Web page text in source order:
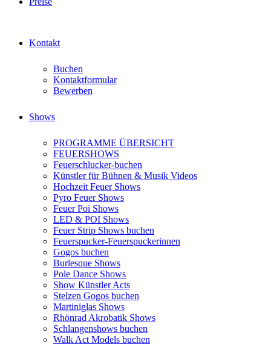
Kontakt
Buchen
Kontaktformular
Bewerben
Shows
PROGRAMME ÜBERSICHT
FEUERSHOWS
Feuerschlucker-buchen
Künstler für Bühnen & Musik Videos
Hochzeit Feuer Shows
Pyro Feuer Shows
Feuer Poi Shows
LED & POI Shows
Feuer Strip Shows buchen
Feuerspucker-Feuerspuckerinnen
Gogos buchen
Burlesque Shows
Pole Dance Shows
Show Künstler Acts
Stelzen Gogos buchen
Martiniglas Shows
Rhönrad Akrobatik Shows
Schlangenshows buchen
Walk Act Models buchen